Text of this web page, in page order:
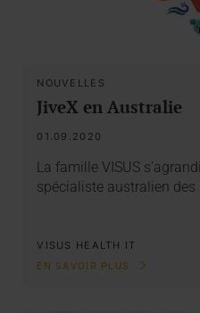
NOUVELLES
JiveX en Australie
01.09.2020
La famille VISUS
spécialiste australien
VISUS HEALTH IT
EN SAVOIR PLUS